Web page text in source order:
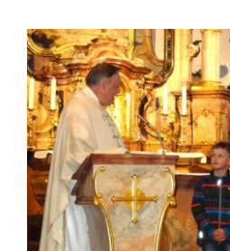
Zeige
grösseres
Bild